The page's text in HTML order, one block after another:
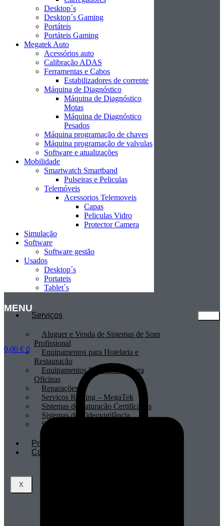
Desktop´s
Desktop´s Gaming
Portáteis
Portáteis Gaming
Megatek Auto
Acessórios auto
Calibração ADAS
Ferramentas e Cabos
Estabilizadores de corrente
Máquina de Diagnóstico
Máquina de Diagnóstico
Motas
Máquina de Diagnóstico
Pesados
Máquina programação de chaves
Máquina programação de valvulas
Software e atualizações
Mobilidade
Smartwatch Smartband
Pulseiras e Peliculas
Telemóveis
Acessorios Telemoveis
Capas
Peliculas Vidro
Protector Camera
Simulação
Software
Software gestão
Usados
Desktop´s
Portateis
Tablet´s
MENU
Serviços
Aluguer e Venda de Sistemas de Som
Profissional
Equipamentos para Hotelaria e
Restauração
Equipamentos Profissionais para
Oficinas
Reparações
Serviços Renting – MegaTek
Sistemas de Faturação Certificados
Sistemas de Videovigilância
Sistemas POS
Profissionais
Contactos
X
0,00 € 0